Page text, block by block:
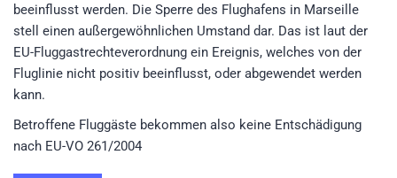
beeinflusst werden. Die Sperre des Flughafens in Marseille
stell einen außergewöhnlichen Umstand dar. Das ist laut der
EU-Fluggastrechteverordnung ein Ereignis, welches von der
Fluglinie nicht positiv beeinflusst, oder abgewendet werden
kann.
Betroffene Fluggäste bekommen also keine Entschädigung
nach EU-VO 261/2004